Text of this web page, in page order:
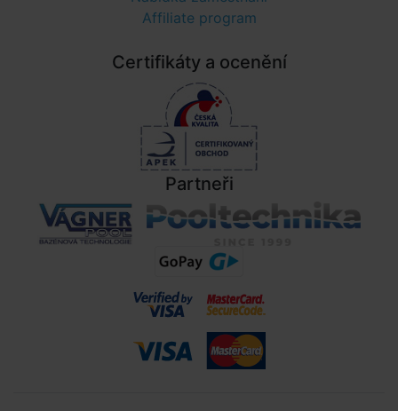
Affiliate program
Certifikáty a ocenění
Partneři